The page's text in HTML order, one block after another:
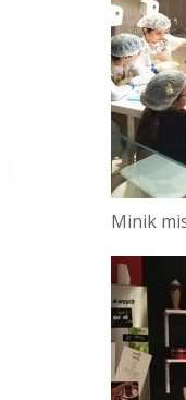
Minik